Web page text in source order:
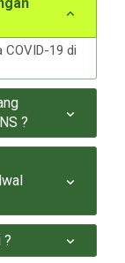
COVID-19 di
?
?